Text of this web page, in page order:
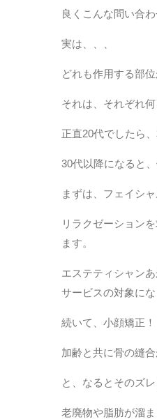
良くこんな問い合
実は、、、
どれも作用する部
それは、それぞれ
正直20代でしたら
30代以降になると
まずは、フェイシ
リラクゼーション
ます。
エステティシャン
サービスの対象にな
続いて、小顔矯正！
加齢と共に骨の縫
と、なるとそのズ
老廃物や脂肪が溜